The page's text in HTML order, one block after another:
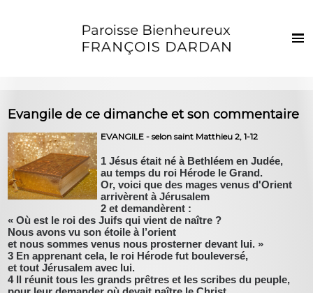
Ezkila dorre
Sakramenduak eta giristino bizia
Haurrak eta gazteak
Argazkiak
Harremanak
Evangile de ce dimanche et son commentaire
EVANGILE - selon saint Matthieu 2, 1-12
1 Jésus était né à Bethléem en Judée,
au temps du roi Hérode le Grand.
Or, voici que des mages venus d'Orient
arrivèrent à Jérusalem
2 et demandèrent :
« Où est le roi des Juifs qui vient de naître ?
Nous avons vu son étoile à l’orient
et nous sommes venus nous prosterner devant lui. »
3 En apprenant cela, le roi Hérode fut bouleversé,
et tout Jérusalem avec lui.
4 Il réunit tous les grands prêtres et les scribes du peuple,